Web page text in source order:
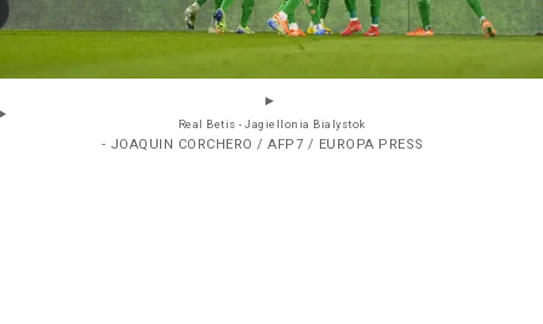
Real Betis - Jagiellonia Bialystok
- JOAQUIN CORCHERO / AFP7 / EUROPA PRESS